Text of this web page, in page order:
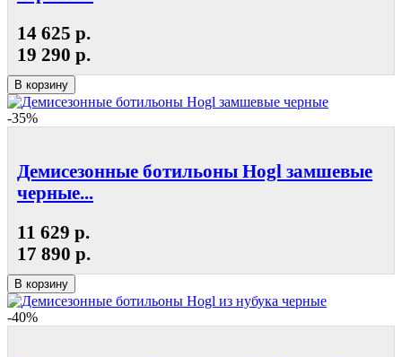
14 625 р.
19 290 р.
В корзину
-35%
Демисезонные ботильоны Hogl замшевые
черные...
11 629 р.
17 890 р.
В корзину
-40%